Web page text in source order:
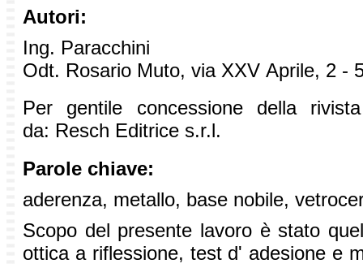
Autori:
Ing. Paracchini
Odt. Rosario Muto, via XXV Aprile, 2 -
Per gentile concessione della
da: Resch Editrice s.r.l.
Parole chiave:
aderenza, metallo, base nobile,
Scopo del presente lavoro è stato
ottica a riflessione, test d' adesione e